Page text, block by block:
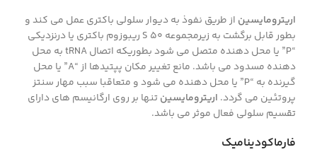
اریترومایسین از طریق نفوذ به دیوار سلولی باکتری عمل می کند و
بطور قابل برگشت به زیرمجموعه 50 S ریبوزوم باکتری یا درنزدیکی
“P” یا محل دهنده متصل می شود بطوریکه اتصال tRNA به محل
دهنده مسدود می باشد. مانع تغییر مکان پپتیدها از “A” یا محل
گیرنده به “P” یا محل دهنده می شود و متعاقبا سبب مهار سنتز
پروتئین می گردد. اریترومایسینتنها بر روی ارگانیسم های دارای
تقسیم سلولی فعال موثر می باشد.
فارماکودینامیک